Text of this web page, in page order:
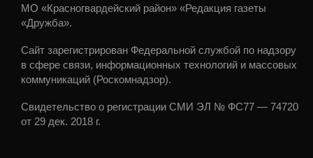
МО «Красногвардейский район» «Редакция газеты
«Дружба».
Сайт зарегистрирован Федеральной службой по надзору
в сфере связи, информационных технологий и массовых
коммуникаций (Роскомнадзор).
Свидетельство о регистрации СМИ ЭЛ № ФС77 — 74720
от 29 дек. 2018 г.